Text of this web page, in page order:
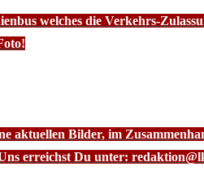
welches die Verkehrs-
aktuellen Bilder, im
erreichst Du unter: